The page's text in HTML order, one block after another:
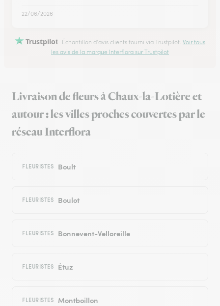
22/06/2026
Trustpilot Échantillon d'avis clients fourni via Trustpilot. Voir tous
les avis de la marque Interflora sur Trustpilot
Livraison de fleurs à Chaux-la-Lotière et
autour : les villes proches couvertes par le
réseau Interflora
FLEURISTES Boult
FLEURISTES Boulot
FLEURISTES Bonnevent-Velloreille
FLEURISTES Étuz
FLEURISTES Montboillon